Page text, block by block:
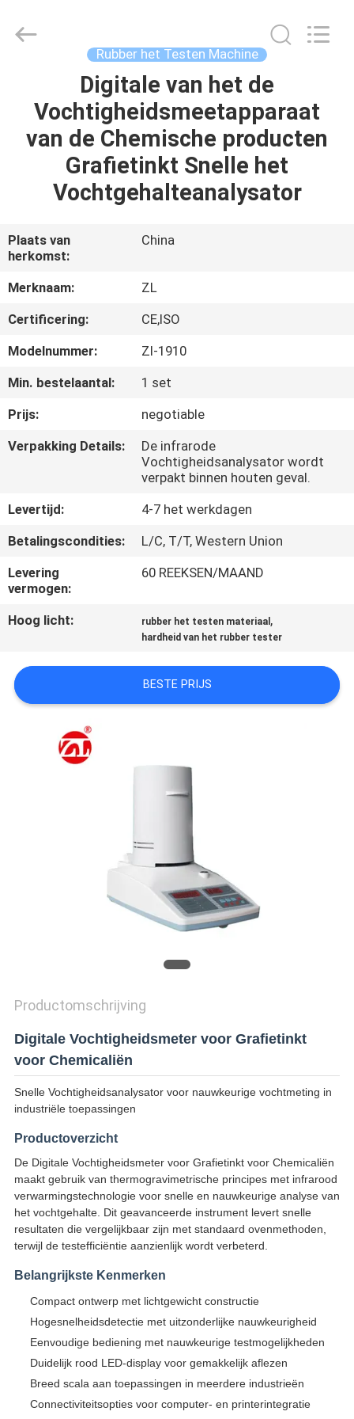
PRODUCTEN
VIDEOS
ONGEVEER
ONS
FABRIEKSREIS
KWALITEITSCONTROLE
CONTACTEER
ONS
VERZOEK
OM EEN
CITAAT
SHOW
SITEMAP
Technology
Rubber het Testen Machine
Digitale van het de
Vochtigheidsmeetapparaat
van de Chemische producten
Grafietinkt Snelle het
Vochtgehalteanalysator
Plaats van
herkomst:
China
Merknaam:
ZL
Certificering:
CE,ISO
Modelnummer:
Zl-1910
Min. bestelaantal:
1 set
Prijs:
negotiable
Verpakking Details:
De infrarode
Vochtigheidsanalysator wordt
verpakt binnen houten geval.
Levertijd:
4-7 het werkdagen
Betalingscondities:
L/C, T/T, Western Union
Levering
vermogen:
60 REEKSEN/MAAND
Hoog licht: rubber het testen materiaal ,
hardheid van het rubber tester
BESTE PRIJS
Productomschrijving
Digitale Vochtigheidsmeter voor Grafietinkt
voor Chemicaliën
Snelle Vochtigheidsanalysator voor nauwkeurige vochtmeting in
industriële toepassingen
Productoverzicht
De Digitale Vochtigheidsmeter voor Grafietinkt voor Chemicaliën
maakt gebruik van thermogravimetrische principes met infrarood
verwarmingstechnologie voor snelle en nauwkeurige analyse van
het vochtgehalte. Dit geavanceerde instrument levert snelle
resultaten die vergelijkbaar zijn met standaard ovenmethoden,
terwijl de testefficiëntie aanzienlijk wordt verbeterd.
Belangrijkste Kenmerken
Compact ontwerp met lichtgewicht constructie
Hogesnelheidsdetectie met uitzonderlijke nauwkeurigheid
Eenvoudige bediening met nauwkeurige testmogelijkheden
Duidelijk rood LED-display voor gemakkelijk aflezen
Breed scala aan toepassingen in meerdere industrieën
Connectiviteitsopties voor computer- en printerintegratie